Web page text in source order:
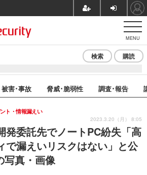
MENU
検索 購読
被害･事故 脅威･脆弱性 調査･報告
発委託先でノートPC紛失「高
で漏えいリスクはない」と公
写真・画像
ト・情報漏えい
2023.3.20（月） 8:05